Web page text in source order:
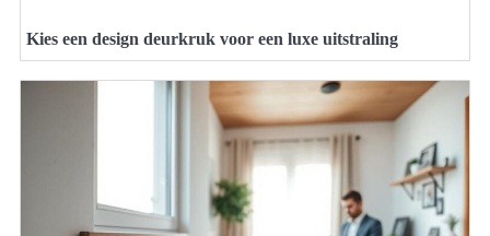
Kies een design deurkruk voor een luxe uitstraling